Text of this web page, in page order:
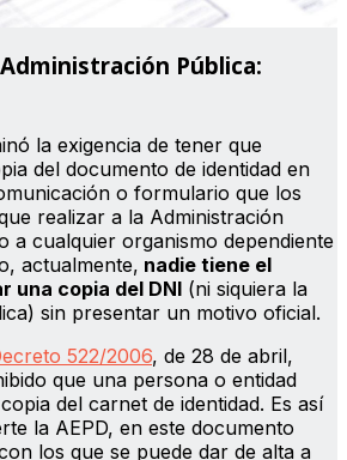
Pública:
la exigencia de tener que
del documento de identidad en
o formulario que los
realizar a la Administración
a cualquier organismo dependiente
actualmente, nadie tiene el
una copia del DNI (ni siquiera la
sin presentar un motivo oficial.
522/2006, de 28 de abril,
que una persona o entidad
del carnet de identidad. Es así
la AEPD, en este documento
los que se puede dar de alta a